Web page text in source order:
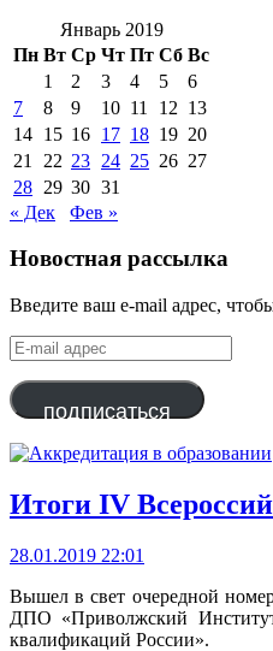
Январь 2019
Пн Вт Ср Чт Пт Сб Вс
1
2 3 4 5
6
7
8 9 10 11 12 13
14 15 16 17 18 19 20
21
22 23 24 25 26 27
28 29 30 31
« Дек
Фев »
Новостная рассылка
Введите ваш e-mail адрес,
E-
mail
адрес
подписаться
Итоги IV
28.01.2019 22:01
Вышел в свет очередной
ДПО «Приволжский Институт
квалификаций России».